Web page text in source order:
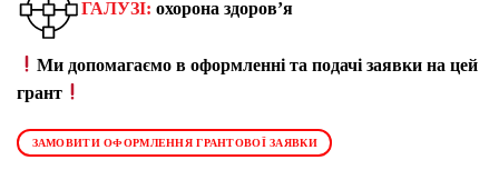
ГАЛУЗІ: охорона здоров’я
Ми допомагаємо в оформленні та подачі заявки на цей
грант
ЗАМОВИТИ ОФОРМЛЕННЯ ГРАНТОВОЇ ЗАЯВКИ